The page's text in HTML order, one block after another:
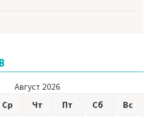
Август 2026
Ср Чт Пт Сб
Вс